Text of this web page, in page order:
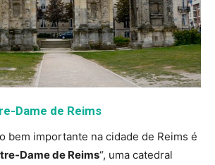
Dame de Reims
bem importante na cidade de Reims é
Dame de Reims“, uma catedral